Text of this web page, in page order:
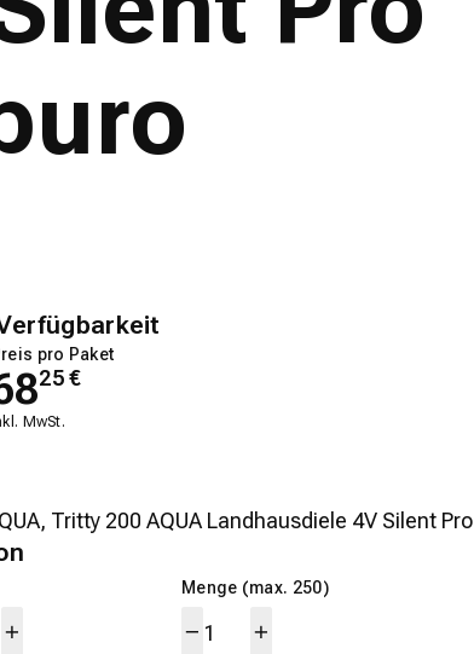
pro Paket
25€
MwSt.
Menge (max. 250)